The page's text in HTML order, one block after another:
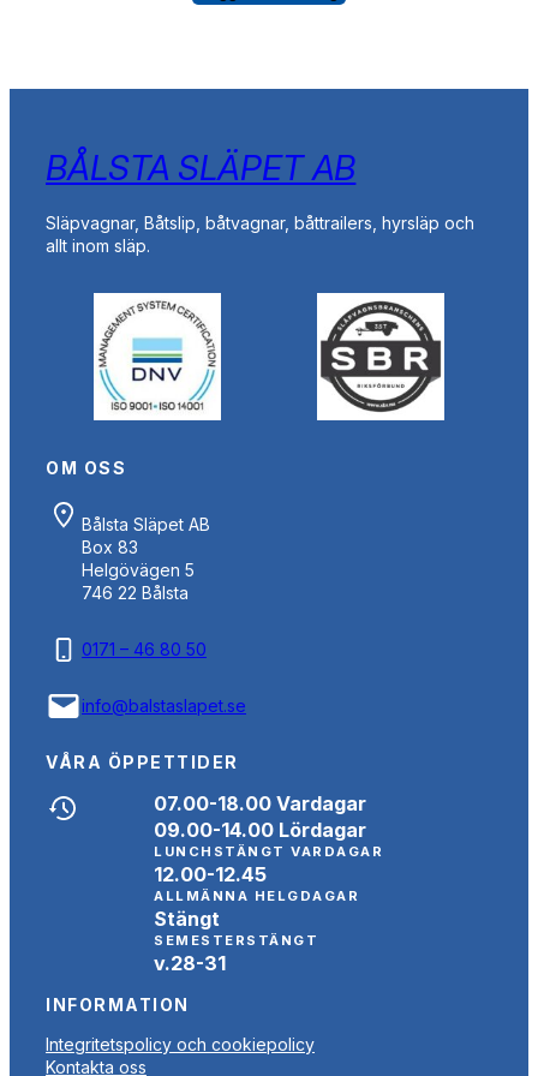
BÅLSTA SLÄPET AB
Släpvagnar, Båtslip, båtvagnar, båttrailers, hyrsläp och
allt inom släp.
OM OSS
Bålsta Släpet AB
Box 83
Helgövägen 5
746 22 Bålsta
0171 – 46 80 50
info@balstaslapet.se
VÅRA ÖPPETTIDER
07.00-18.00 Vardagar
09.00-14.00 Lördagar
LUNCHSTÄNGT VARDAGAR
12.00-12.45
ALLMÄNNA HELGDAGAR
Stängt
SEMESTERSTÄNGT
v.28-31
INFORMATION
Integritetspolicy och cookiepolicy
Kontakta oss